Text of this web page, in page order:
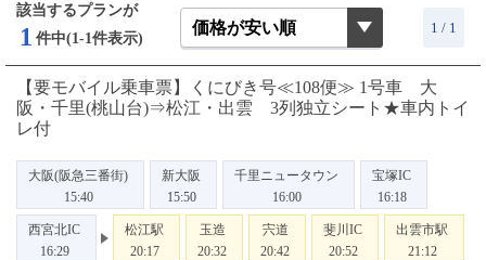
該当するプランが
1 件中(1-1件表示)
1 / 1
【要モバイル乗車票】くにびき号≪108便≫ 1号車 大
阪・千里(桃山台)⇒松江・出雲 3列独立シート★車内トイ
レ付
大阪(阪急三番街)
15:40
新大阪
15:50
千里ニュータウン
16:00
宝塚IC
16:18
西宮北IC
16:29
松江駅
20:17
玉造
20:32
宍道
20:42
斐川IC
20:52
出雲市駅
21:12